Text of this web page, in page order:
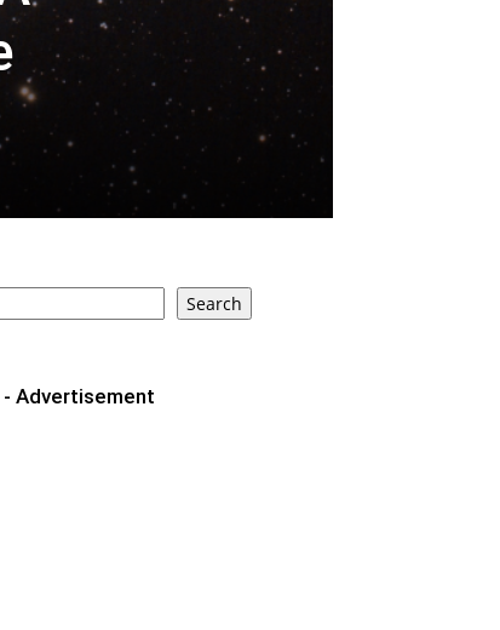
Search
- Advertisement